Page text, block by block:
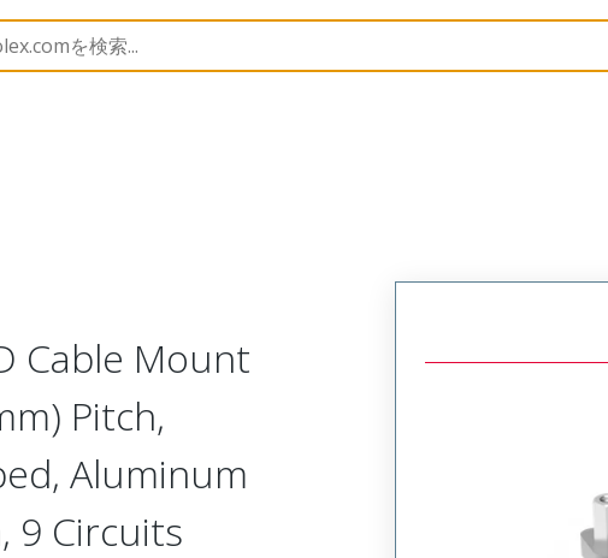
D, Metal, Cable Mount Receptacle MM-223-009-261-00XB-900
Cable Mount
Pitch,
Aluminum
9 Circuits